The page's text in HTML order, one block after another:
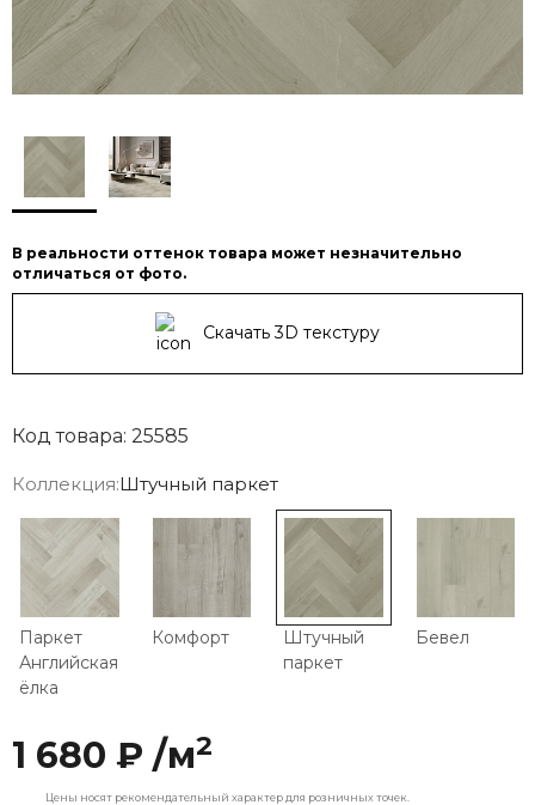
В реальности оттенок товара может незначительно
отличаться от фото.
Скачать 3D текстуру
Код товара: 25585
Коллекция:Штучный паркет
Паркет
Английская
ёлка
Комфорт
Штучный
паркет
Бевел
1 680 ₽ /м2
Цены носят рекомендательный характер для розничных точек.